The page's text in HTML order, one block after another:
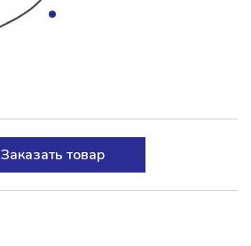
Заказать товар